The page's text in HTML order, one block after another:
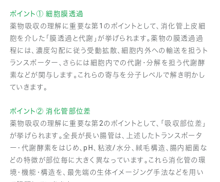
ポイント① 細胞膜透過
薬物吸収の理解に重要な第1のポイントとして、消化管上皮細
胞を介した「膜透過と代謝」が挙げられます。薬物の膜透過過
程には、濃度勾配に従う受動拡散、細胞内外への輸送を担うト
ランスポーター、さらには細胞内での代謝・分解を担う代謝酵
素などが関与します。これらの寄与を分子レベルで解き明かし
ていきます。
ポイント② 消化管部位差
薬物吸収の理解に重要な第2のポイントとして、「吸収部位差」
が挙げられます。全長が長い腸管は、上述したトランスポータ
ー・代謝酵素をはじめ、pH、粘液/水分、絨毛構造、腸内細菌な
どの特徴が部位毎に大きく異なっています。これら消化管の環
境・機能・構造を、最先端の生体イメージング手法などを用い